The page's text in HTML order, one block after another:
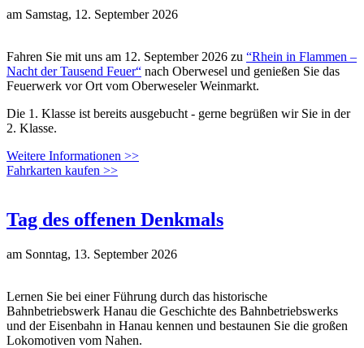
am Samstag, 12. September 2026
Fahren Sie mit uns am 12. September 2026 zu “Rhein in Flammen –
Nacht der Tausend Feuer“ nach Oberwesel und genießen Sie das
Feuerwerk vor Ort vom Oberweseler Weinmarkt.
Die 1. Klasse ist bereits ausgebucht - gerne begrüßen wir Sie in der
2. Klasse.
Weitere Informationen >>
Fahrkarten kaufen >>
Tag des offenen Denkmals
am Sonntag, 13. September 2026
Lernen Sie bei einer Führung durch das historische
Bahnbetriebswerk Hanau die Geschichte des Bahnbetriebswerks
und der Eisenbahn in Hanau kennen und bestaunen Sie die großen
Lokomotiven vom Nahen.